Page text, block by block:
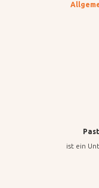
ist ein